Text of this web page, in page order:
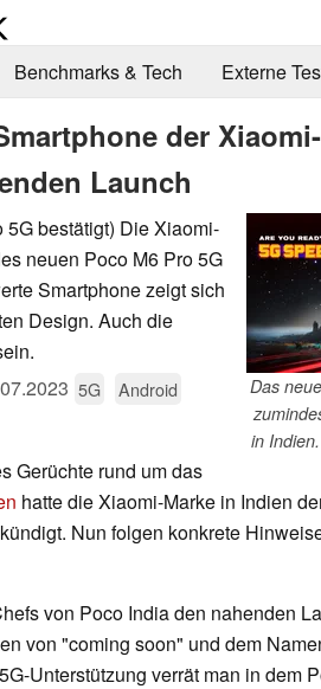
Benchmarks & Tech Externe
der
Launch
Das
in
bestätigt) Die Xiaomi-
neuen Poco M6 Pro 5G
Smartphone zeigt sich
Design. Auch die
5G
Android
Gerüchte rund um das
hatte die Xiaomi-Marke in Indien
Nun folgen konkrete
von Poco India den nahenden
von "coming soon" und dem
Unterstützung verrät man in dem